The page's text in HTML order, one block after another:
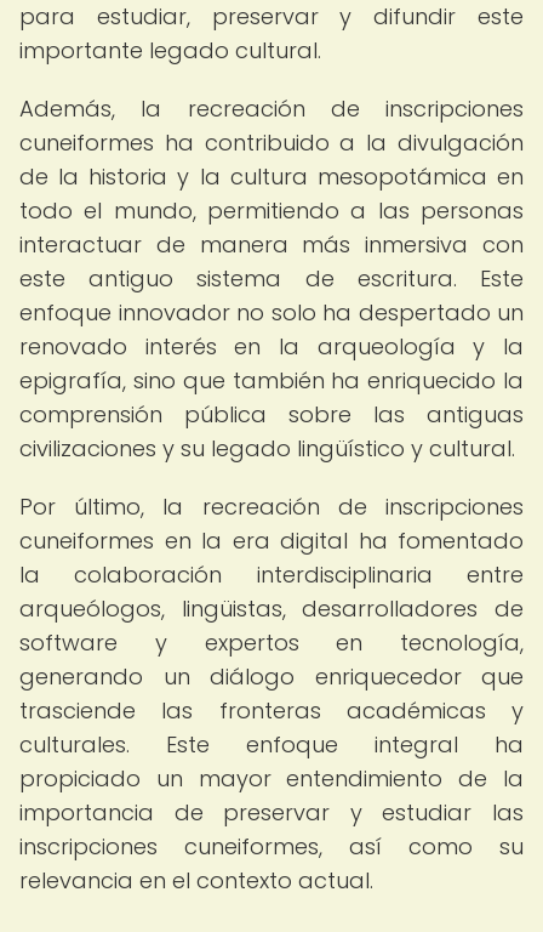
para estudiar, preservar y difundir este
importante legado cultural.
Además, la recreación de inscripciones
cuneiformes ha contribuido a la divulgación
de la historia y la cultura mesopotámica en
todo el mundo, permitiendo a las personas
interactuar de manera más inmersiva con
este antiguo sistema de escritura. Este
enfoque innovador no solo ha despertado un
renovado interés en la arqueología y la
epigrafía, sino que también ha enriquecido la
comprensión pública sobre las antiguas
civilizaciones y su legado lingüístico y cultural.
Por último, la recreación de inscripciones
cuneiformes en la era digital ha fomentado
la colaboración interdisciplinaria entre
arqueólogos, lingüistas, desarrolladores de
software y expertos en tecnología,
generando un diálogo enriquecedor que
trasciende las fronteras académicas y
culturales. Este enfoque integral ha
propiciado un mayor entendimiento de la
importancia de preservar y estudiar las
inscripciones cuneiformes, así como su
relevancia en el contexto actual.